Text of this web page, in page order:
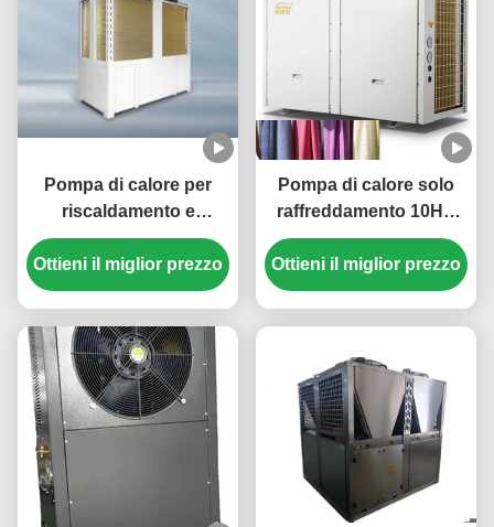
Pompa di calore per
riscaldamento e
raffreddamento super
potente da 210 kW con
scambiatore di calore a
refrigerante R410A per
grandi locali
commerciali
Ottieni il miglior prezzo
Pompa di calore solo
raffreddamento 10HP
380V 3N/50Hz per il
raffreddamento dei
tessuti
Ottieni il miglior prezzo